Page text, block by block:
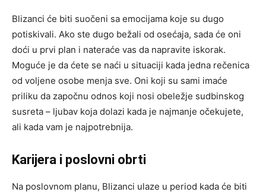
Blizanci će biti suočeni sa emocijama koje su dugo
potiskivali. Ako ste dugo bežali od osećaja, sada će oni
doći u prvi plan i nateraće vas da napravite iskorak.
Moguće je da ćete se naći u situaciji kada jedna rečenica
od voljene osobe menja sve. Oni koji su sami imaće
priliku da započnu odnos koji nosi obeležje sudbinskog
susreta – ljubav koja dolazi kada je najmanje očekujete,
ali kada vam je najpotrebnija.
Karijera i poslovni obrti
Na poslovnom planu, Blizanci ulaze u period kada će biti